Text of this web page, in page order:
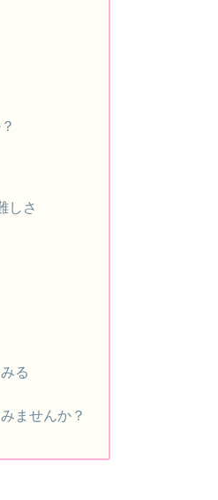
しさ
る
ませんか？